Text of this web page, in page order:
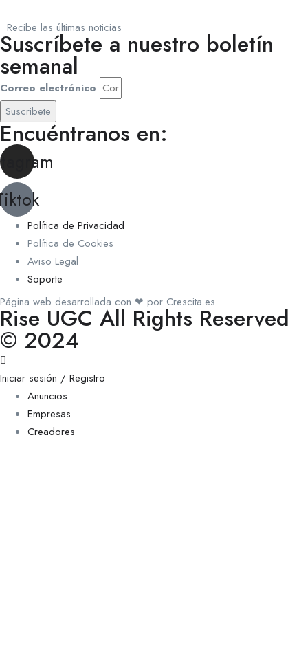
Recibe las últimas noticias
Suscríbete a nuestro boletín
semanal
Correo electrónico
Suscribete
Encuéntranos en:
Política de Privacidad
Política de Cookies
Aviso Legal
Soporte
Página web desarrollada con ❤ por Crescita.es
Rise UGC All Rights Reserved
© 2024
Iniciar sesión / Registro
Anuncios
Empresas
Creadores